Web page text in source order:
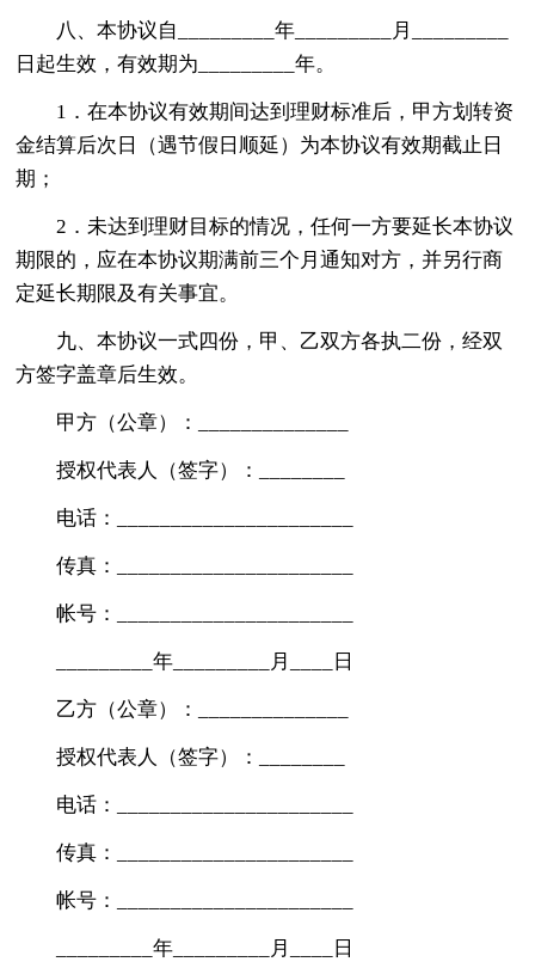
八、本协议自_________年_________月_________
日起生效，有效期为_________年。
1．在本协议有效期间达到理财标准后，甲方划转资
金结算后次日（遇节假日顺延）为本协议有效期截止日
期；
2．未达到理财目标的情况，任何一方要延长本协议
期限的，应在本协议期满前三个月通知对方，并另行商
定延长期限及有关事宜。
九、本协议一式四份，甲、乙双方各执二份，经双
方签字盖章后生效。
甲方（公章）：______________
授权代表人（签字）：________
电话：______________________
传真：______________________
帐号：______________________
_________年_________月____日
乙方（公章）：______________
授权代表人（签字）：________
电话：______________________
传真：______________________
帐号：______________________
_________年_________月____日